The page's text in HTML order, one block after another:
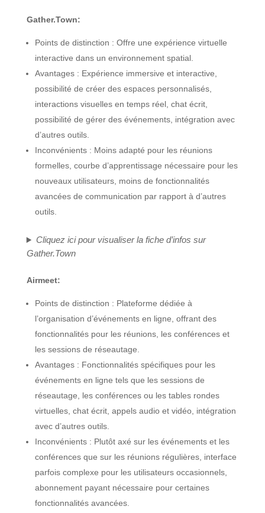
Gather.Town:
Points de distinction : Offre une expérience virtuelle
interactive dans un environnement spatial.
Avantages : Expérience immersive et interactive,
possibilité de créer des espaces personnalisés,
interactions visuelles en temps réel, chat écrit,
possibilité de gérer des événements, intégration avec
d’autres outils.
Inconvénients : Moins adapté pour les réunions
formelles, courbe d’apprentissage nécessaire pour les
nouveaux utilisateurs, moins de fonctionnalités
avancées de communication par rapport à d’autres
outils.
Cliquez ici pour visualiser la fiche d’infos sur
Gather.Town
Airmeet:
Points de distinction : Plateforme dédiée à
l’organisation d’événements en ligne, offrant des
fonctionnalités pour les réunions, les conférences et
les sessions de réseautage.
Avantages : Fonctionnalités spécifiques pour les
événements en ligne tels que les sessions de
réseautage, les conférences ou les tables rondes
virtuelles, chat écrit, appels audio et vidéo, intégration
avec d’autres outils.
Inconvénients : Plutôt axé sur les événements et les
conférences que sur les réunions régulières, interface
parfois complexe pour les utilisateurs occasionnels,
abonnement payant nécessaire pour certaines
fonctionnalités avancées.